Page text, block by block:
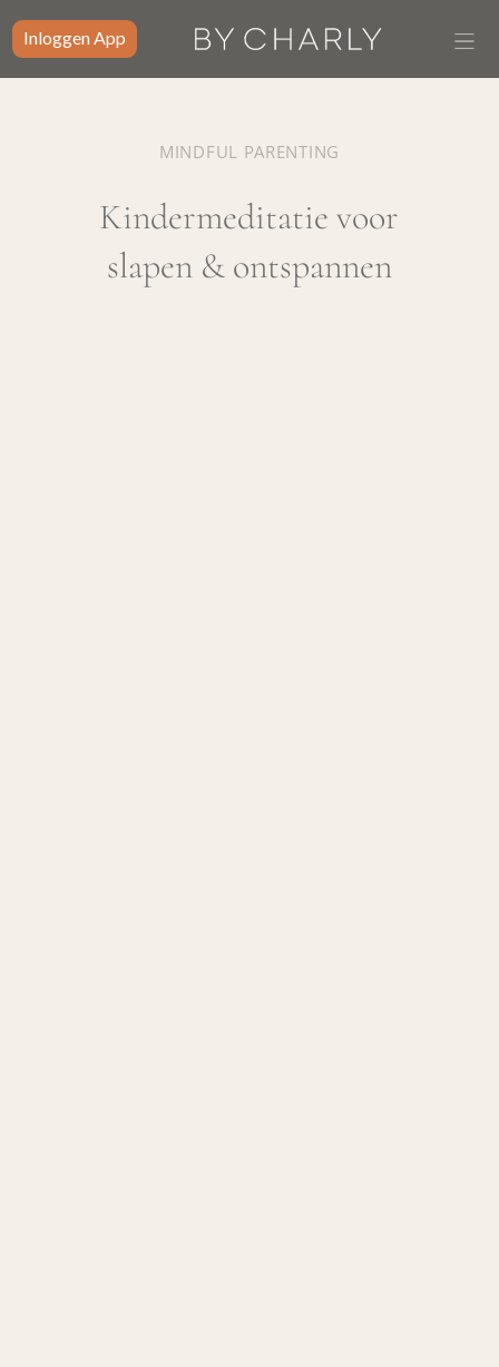
Inloggen App
MINDFUL PARENTING
Kindermeditatie voor
slapen & ontspannen